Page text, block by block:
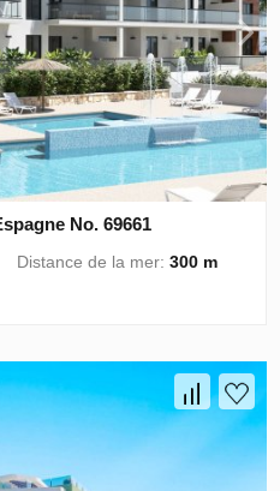
No. 69661
Distance de la mer:300 m